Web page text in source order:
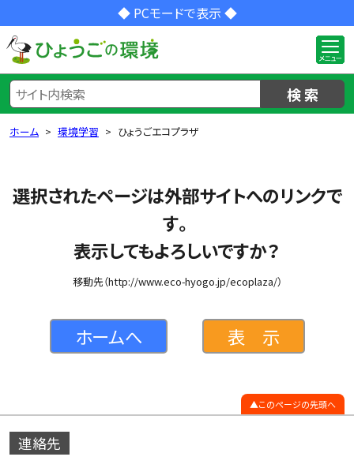
◆ PCモードで表示 ◆
検 索
ホーム 環境学習 ひょうごエコプラザ
選択されたページは外部サイトへのリンクで
す。
表示してもよろしいですか？
移動先（http://www.eco-hyogo.jp/ecoplaza/）
ホームへ 表 示
このページの先頭へ
連絡先